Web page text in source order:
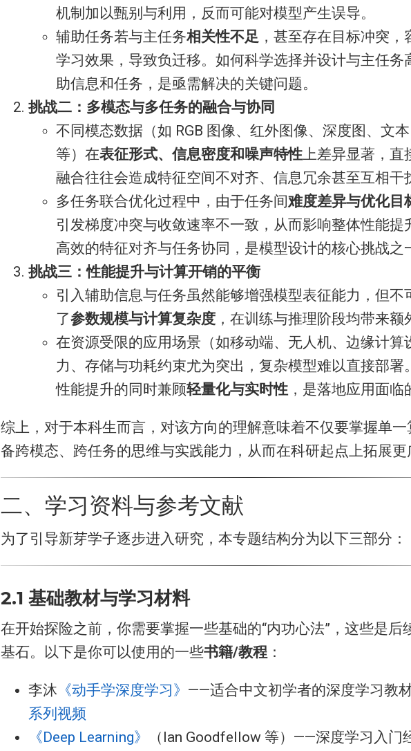
机制加以甄别与利用，反而可能对模型产生误导。
辅助任务若与主任务相关性不足 ，甚至存在目标冲突，
学习效果，导致负迁移。如何科学选择并设计与主任务
助信息和任务，是亟需解决的关键问题。
挑战二：多模态与多任务的融合与协同
不同模态数据（如 RGB 图像、红外图像、深度图、文
等）在表征形式、信息密度和噪声特性上差异显著，直
融合往往会造成特征空间不对齐、信息冗余甚至互相干
多任务联合优化过程中，由于任务间难度差异与优化目
引发梯度冲突与收敛速率不一致，从而影响整体性能提
高效的特征对齐与任务协同，是模型设计的核心挑战之
挑战三：性能提升与计算开销的平衡
引入辅助信息与任务虽然能够增强模型表征能力，但不
了参数规模与计算复杂度 ，在训练与推理阶段均带来额
在资源受限的应用场景（如移动端、无人机、边缘计算
力、存储与功耗约束尤为突出，复杂模型难以直接部署
性能提升的同时兼顾轻量化与实时性 ，是落地应用面临
综上，对于本科生而言，对该方向的理解意味着不仅要掌握单
备跨模态、跨任务的思维与实践能力，从而在科研起点上拓展更
二、学习资料与参考文献
为了引导新芽学子逐步进入研究，本专题结构分为以下三部分：
2.1 基础教材与学习材料
在开始探险之前，你需要掌握一些基础的“内功心法”，这些是后
基石。以下是你可以使用的一些书籍/教程 ：
李沐 《动手学深度学习》 ——适合中文初学者的深度学习教
系列视频
《Deep Learning》
（Ian Goodfellow 等）——深度学习入门